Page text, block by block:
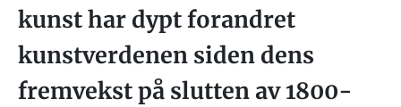
kunst har dypt forandret
kunstverdenen siden dens
fremvekst på slutten av 1800-